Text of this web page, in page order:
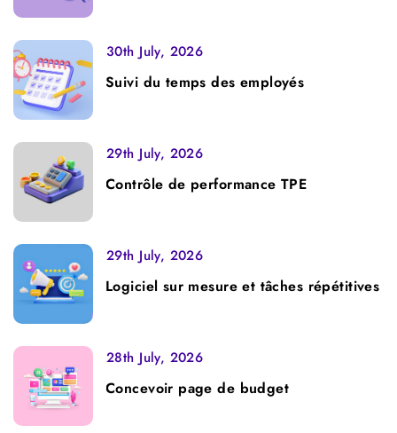
30th July, 2026
Suivi du temps des employés
29th July, 2026
Contrôle de performance TPE
29th July, 2026
Logiciel sur mesure et tâches répétitives
28th July, 2026
Concevoir page de budget